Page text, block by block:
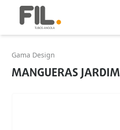
Gama Design
MANGUERAS JARDIM